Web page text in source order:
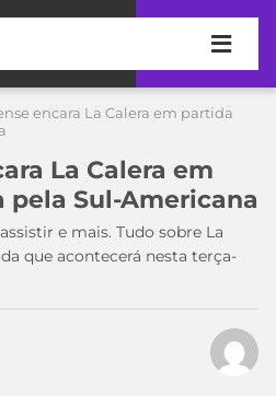
encara La Calera em partida
La Calera em
Sul-Americana
e mais. Tudo sobre La
que acontecerá nesta terça-
autor